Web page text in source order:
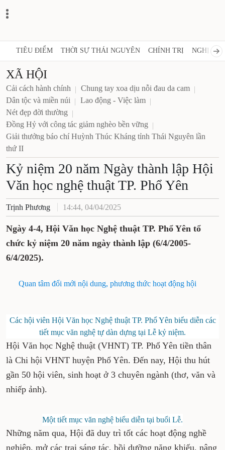
TIÊU ĐIỂM THỜI SỰ THÁI NGUYÊN CHÍNH TRỊ NGHỊ
XÃ HỘI
Cải cách hành chính
Chung tay xoa dịu nỗi đau da cam
Dân tộc và miền núi
Lao động - Việc làm
Nét đẹp đời thường
Đồng Hỷ với công tác giảm nghèo bền vững
Giải thưởng báo chí Huỳnh Thúc Kháng tỉnh Thái Nguyên lần
thứ II
Kỷ niệm 20 năm Ngày thành lập Hội
Văn học nghệ thuật TP. Phổ Yên
Trịnh Phương 14:44, 04/04/2025
Ngày 4-4, Hội Văn học Nghệ thuật TP. Phổ Yên tổ
chức kỷ niệm 20 năm ngày thành lập (6/4/2005-
6/4/2025).
Quan tâm đổi mới nội dung, phương thức hoạt động hội
Các hội viên Hội Văn học Nghệ thuật TP. Phổ Yên biểu diễn các
tiết mục văn nghệ tự dàn dựng tại Lễ kỷ niệm.
Hội Văn học Nghệ thuật (VHNT) TP. Phổ Yên tiền thân
là Chi hội VHNT huyện Phổ Yên. Đến nay, Hội thu hút
gần 50 hội viên, sinh hoạt ở 3 chuyên ngành (thơ, văn và
nhiếp ảnh).
Một tiết mục văn nghệ biểu diễn tại buổi Lễ.
Những năm qua, Hội đã duy trì tốt các hoạt động nghề
nghiệp, mở các trại sáng tác, bồi dưỡng năng khiếu, nâng